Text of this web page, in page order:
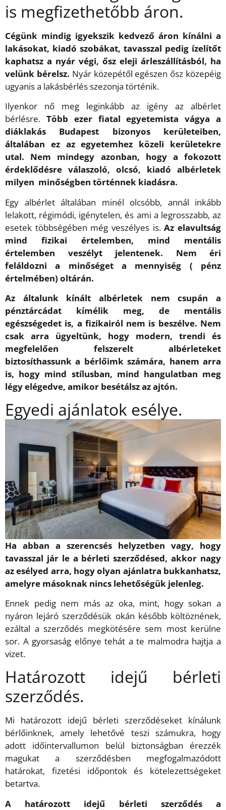
is megfizethetőbb áron.
Cégünk mindig igyekszik kedvező áron kínálni a
lakásokat, kiadó szobákat, tavasszal pedig ízelítőt
kaphatsz a nyár végi, ősz eleji árleszállításból, ha
velünk bérelsz. Nyár közepétől egészen ősz közepéig
ugyanis a lakásbérlés szezonja történik.
Ilyenkor nő meg leginkább az igény az albérlet
bérlésre. Több ezer fiatal egyetemista vágya a
diáklakás Budapest bizonyos kerületeiben,
általában ez az egyetemhez közeli kerületekre
utal. Nem mindegy azonban, hogy a fokozott
érdeklődésre válaszoló, olcsó, kiadó albérletek
milyen minőségben történnek kiadásra.
Egy albérlet általában minél olcsóbb, annál inkább
lelakott, régimódi, igénytelen, és ami a legrosszabb, az
esetek többségében még veszélyes is.Az elavultság
mind fizikai értelemben, mind mentális
értelemben veszélyt jelentenek. Nem éri
feláldozni a minőséget a mennyiség ( pénz
értelmében) oltárán.
Az általunk kínált albérletek nem csupán a
pénztárcádat kímélik meg, de mentális
egészségedet is, a fizikairól nem is beszélve. Nem
csak arra ügyeltünk, hogy modern, trendi és
megfelelően felszerelt albérleteket
biztosíthassunk a bérlőimk számára, hanem arra
is, hogy mind stílusban, mind hangulatban meg
légy elégedve, amikor besétálsz az ajtón.
Egyedi ajánlatok esélye.
Ha abban a szerencsés helyzetben vagy, hogy
tavasszal jár le a bérleti szerződésed, akkor nagy
az esélyed arra, hogy olyan ajánlatra bukkanhatsz,
amelyre másoknak nincs lehetőségük jelenleg.
Ennek pedig nem más az oka, mint, hogy sokan a
nyáron lejáró szerződésük okán később költöznének,
ezáltal a szerződés megkötésére sem most kerülne
sor. A gyorsaság előnye tehát a te malmodra hajtja a
vizet.
Határozott idejű bérleti
szerződés.
Mi határozott idejű bérleti szerződéseket kínálunk
bérlőinknek, amely lehetővé teszi számukra, hogy
adott időintervallumon belül biztonságban érezzék
magukat a szerződésben megfogalmazódott
határokat, fizetési időpontok és kötelezettségeket
betartva.
A határozott idejű bérleti szerződés a